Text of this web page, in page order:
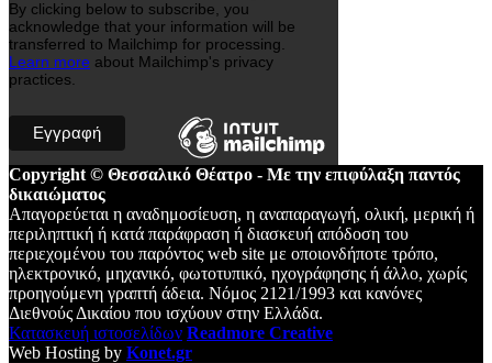
By clicking below to subscribe, you
acknowledge that your information will be
transferred to Mailchimp for processing.
Learn more about Mailchimp's privacy
practices.
Copyright © Θεσσαλικό Θέατρο - Με την επιφύλαξη παντός
δικαιώματος
Απαγορεύεται η αναδημοσίευση, η αναπαραγωγή, ολική, μερική ή
περιληπτική ή κατά παράφραση ή διασκευή απόδοση του
περιεχομένου του παρόντος web site με οποιονδήποτε τρόπο,
ηλεκτρονικό, μηχανικό, φωτοτυπικό, ηχογράφησης ή άλλο, χωρίς
προηγούμενη γραπτή άδεια. Νόμος 2121/1993 και κανόνες
Διεθνούς Δικαίου που ισχύουν στην Ελλάδα.
Κατασκευή ιστοσελίδων Readmore Creative
Web Hosting by Konet.gr